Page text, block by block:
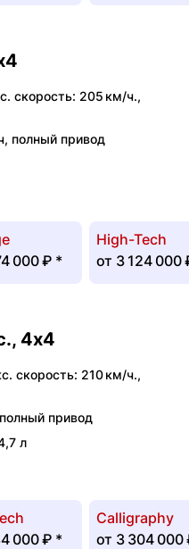
скорость: 205 км/ч.,
, полный привод
000 ₽ *
High-Tech
от 3 124 000
4x4
скорость: 210 км/ч.,
полный привод
л
000 ₽ *
Calligraphy
от 3 304